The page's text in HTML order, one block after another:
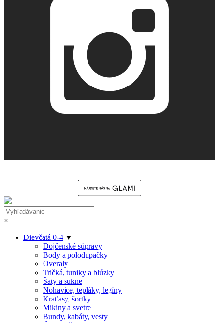
×
Dievčatá 0-4 ▼
Dojčenské súpravy
Body a polodupačky
Overaly
Tričká, tuniky a blúzky
Šaty a sukne
Nohavice, tepláky, legíny
Kraťasy, šortky
Mikiny a svetre
Bundy, kabáty, vesty